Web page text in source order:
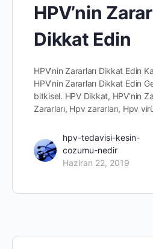
HPV’nin
Dikkat Edin
HPV’nin Zararları Dikkat Edin
HPV’nin Zararları Dikkat Edin
bitkisel. HPV Dikkat, HPV’nin
Zararları, Hpv zararları, Hpv
hpv-tedavisi-kesin-
cozumu-nedir
Haziran 22, 2019